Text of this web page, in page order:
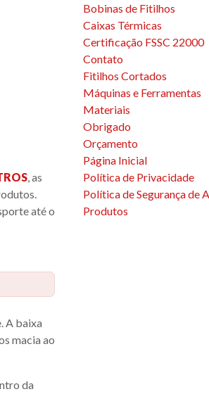
, as
até o
A baixa
macia ao
da
Bobinas de Fitilhos
Caixas Térmicas
Certificação FSSC 22000
Contato
Fitilhos Cortados
Máquinas e Ferramentas
Materiais
Obrigado
Orçamento
Página Inicial
Política de Privacidade
Política de Segurança de
Produtos